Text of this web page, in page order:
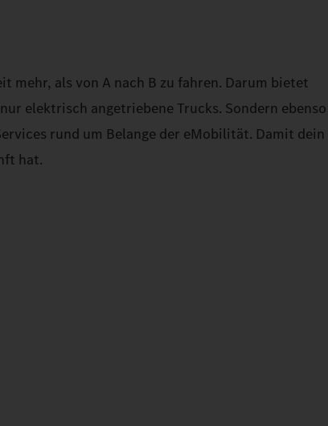
mehr, als von A nach B zu fahren. Darum bietet
elektrisch angetriebene Trucks. Sondern ebenso
rund um Belange der eMobilität. Damit dein
hat.